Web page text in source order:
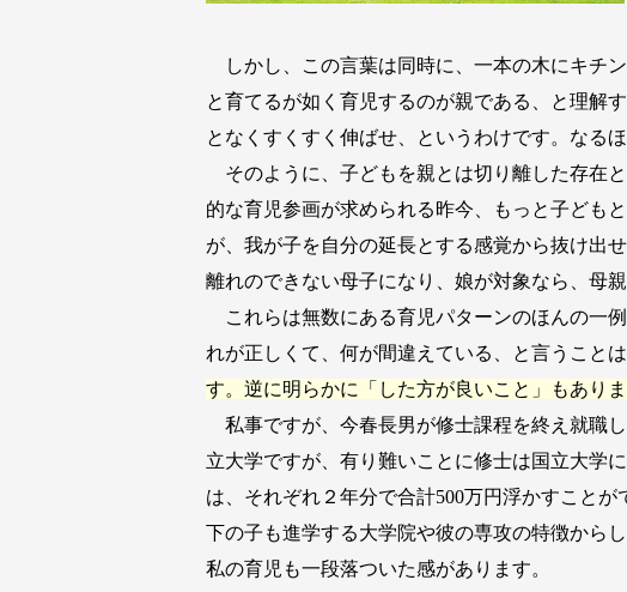
しかし、この言葉は同時に、一本の木にキチ
と育てるが如く育児するのが親である、と理解
となくすくすく伸ばせ、というわけです。なる
そのように、子どもを親とは切り離した存在
的な育児参画が求められる昨今、もっと子ども
が、我が子を自分の延長とする感覚から抜け出
離れのできない母子になり、娘が対象なら、母
これらは無数にある育児パターンのほんの一
れが正しくて、何が間違えている、と言うこと
す。逆に明らかに「した方が良いこと」もありま
私事ですが、今春長男が修士課程を終え就職
立大学ですが、有り難いことに修士は国立大学
は、それぞれ２年分で合計500万円浮かすこと
下の子も進学する大学院や彼の専攻の特徴から
私の育児も一段落ついた感があります。